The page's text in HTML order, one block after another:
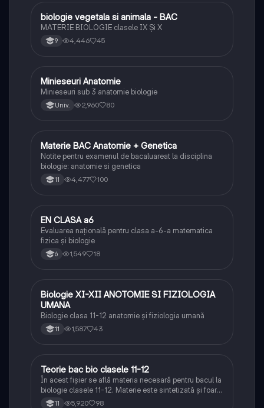
Biologie
biologie vegetala si animala - BAC
MATERIE BIOLOGIE clasele IX Şi X
9 4,446 45
Biologie
Minieseuri Anatomie
Minieseuri sub 3 anatomie biologie
Univ. 2,960 80
Biologie
Materie BAC Anatomie + Genetica
Notite pentru examenul de bacaluareat la disciplina
biologie: anatomie si genetica
11 4,477 100
Matematică
EN CLASA a6
Evaluarea națională pentru clasa a-6-a matematica
fizica și biologie
6 1,549 18
Biologie
Biologie XI-XII ANOTOMIE SI FIZIOLOGIA
UMANA
Biologie clasa 11-12 anatomie și fiziologia umană
11 1,587 43
Biologie
Teorie bac bio clasele 11-12
În acest fișier se află materia necesară pentru bacul la
biologie clasele 11-12. Materie este sintetizată și foarte
bine explicată.
11 5,920 98